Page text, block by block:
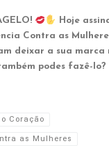
Hoje
Contra as
deixar a sua marca
podes fazê-lo?
Coração
as Mulheres